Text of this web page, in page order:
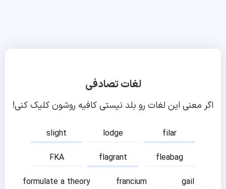
لغات تصادفی
اگر معنی این لغات رو بلد نیستی کافیه روشون کلیک کنی!
slight lodge
filar
FKA
flagrant
fleabag
formulate a theory
francium
gail